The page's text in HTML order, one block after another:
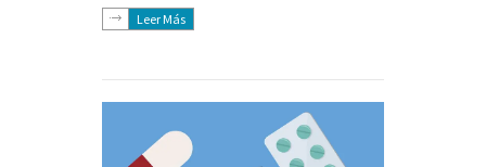
Leer Más